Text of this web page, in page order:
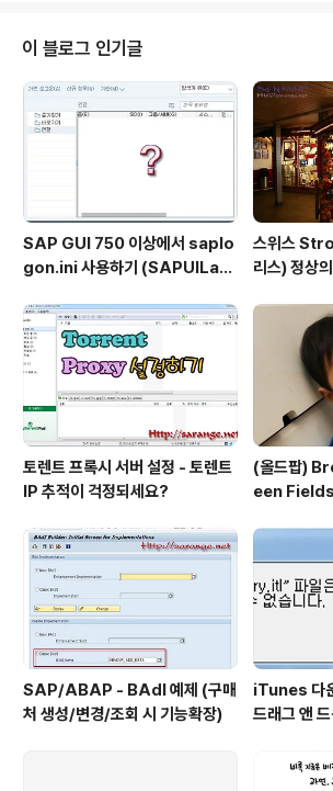
대생에 전자공학 역시 들었던 부분이 도움이 되는군요 ㅋ
먼저... 인산철 100A 입니다. 12V 이상이 필요하여 3.42
V 네개를 직렬로(4S) 연결했습니다. 100A 라는 용량에
맞게 무게도 ..... 참 묵직합니다. (하지만... 동일한 용량의
리튬이온으로 맞추려했다면 더 무거웠겠죠? ^^; ) 인산철 1
이 블로그 인기글
SAP GUI 750 이상에서 saplo
gon.ini 사용하기 (SAPUILan
스위스
리스) 정상
토렌트 프록시 서버 설정 - 토렌트
IP 추적이 걱정되세요?
(올드팝)
een Fields
SAP/ABAP - BAdI 예제 (구매
처 생성/변경/조회 시 기능확장)
iTunes 다
드래그 앤